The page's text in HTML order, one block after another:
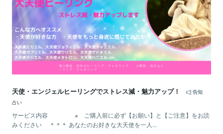
天使・エンジェルヒーリングでストレス減・魅力アップ！
告知
占い
サービス内容 ※ ご購入前に必ず【お願い】と【ご注意】をお読
みください ＊＊＊ あなたのお好きな大天使を一人...